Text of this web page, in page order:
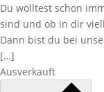
Du wolltest schon
sind und ob in dir
Dann bist du bei
[…]
Ausverkauft